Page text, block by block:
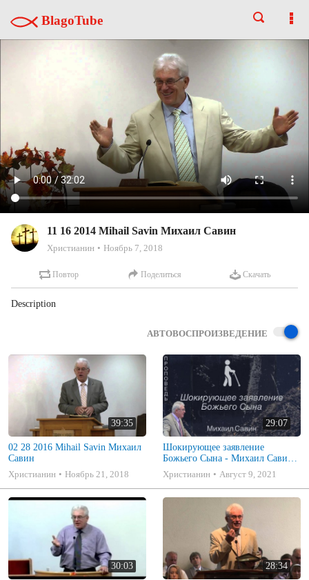
BlagoTube
11 16 2014 Mihail Savin Михаил Савин
Христианин Ноябрь 7, 2018
Повтор Поделиться Скачать
Description
АВТОВОСПРОИЗВЕДЕНИЕ
39:35
02 28 2016 Mihail Savin Михаил
Савин
Христианин
Ноябрь 21, 2018
29:07
Шокирующее заявление
Божьего Сына - Михаил Савин
(Иоанна 9:39)
Христианин Август 9, 2021
30:03 28:34